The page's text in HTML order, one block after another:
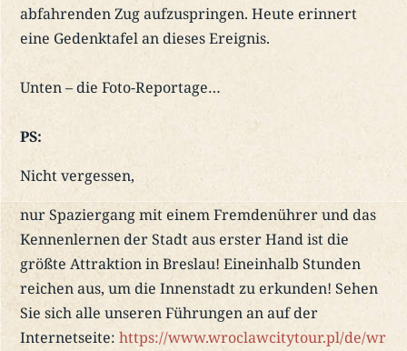
abfahrenden Zug aufzuspringen. Heute erinnert
eine Gedenktafel an dieses Ereignis.
Unten – die Foto-Reportage…
PS:
Nicht vergessen,
nur Spaziergang mit einem Fremdenührer und das
Kennenlernen der Stadt aus erster Hand ist die
größte Attraktion in Breslau! Eineinhalb Stunden
reichen aus, um die Innenstadt zu erkunden! Sehen
Sie sich alle unseren Führungen an auf der
Internetseite:https://www.wroclawcitytour.pl/de/wr